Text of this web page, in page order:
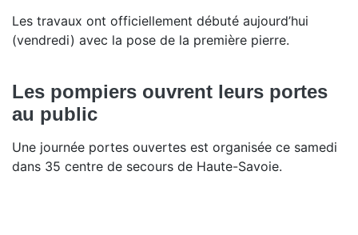
Les travaux ont officiellement débuté aujourd’hui
(vendredi) avec la pose de la première pierre.
Les pompiers ouvrent leurs portes
au public
Une journée portes ouvertes est organisée ce samedi
dans 35 centre de secours de Haute-Savoie.